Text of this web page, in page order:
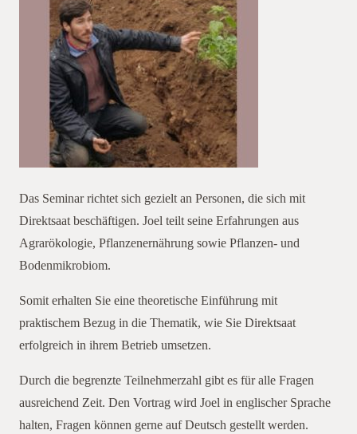
Das Seminar richtet sich gezielt an Personen, die sich mit
Direktsaat beschäftigen. Joel teilt seine Erfahrungen aus
Agrarökologie, Pflanzenernährung sowie Pflanzen- und
Bodenmikrobiom.
Somit erhalten Sie eine theoretische Einführung mit
praktischem Bezug in die Thematik, wie Sie Direktsaat
erfolgreich in ihrem Betrieb umsetzen.
Durch die begrenzte Teilnehmerzahl gibt es für alle Fragen
ausreichend Zeit. Den Vortrag wird Joel in englischer Sprache
halten, Fragen können gerne auf Deutsch gestellt werden.